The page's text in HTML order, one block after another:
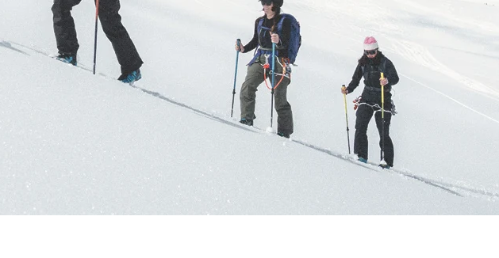
RECHERCHES POPULAIRES
Skis freeride Equipement